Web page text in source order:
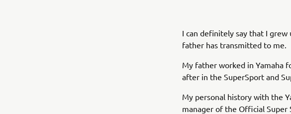
I can definitely say that I
father has transmitted to me.
My father worked in Yamaha
after in the SuperSport and
My personal history with the
manager of the Official Super